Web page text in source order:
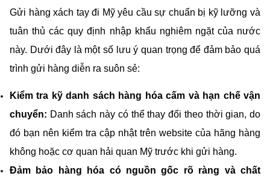
Gửi hàng xách tay đi Mỹ yêu cầu sự chuẩn bị kỹ lưỡng và
tuân thủ các quy định nhập khẩu nghiêm ngặt của nước
này. Dưới đây là một số lưu ý quan trọng để đảm bảo quá
trình gửi hàng diễn ra suôn sẻ:
Kiểm tra kỹ danh sách hàng hóa cấm và hạn chế vận
chuyển: Danh sách này có thể thay đổi theo thời gian, do
đó bạn nên kiểm tra cập nhật trên website của hãng hàng
không hoặc cơ quan hải quan Mỹ trước khi gửi hàng.
Đảm bảo hàng hóa có nguồn gốc rõ ràng và chất